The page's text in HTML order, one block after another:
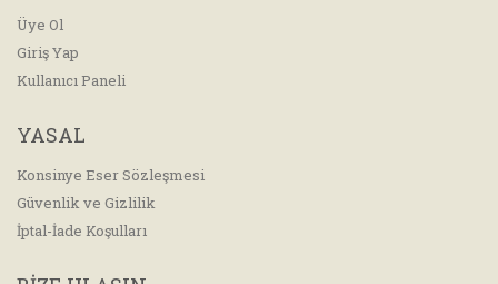
Üye Ol
Giriş Yap
Kullanıcı Paneli
YASAL
Konsinye Eser Sözleşmesi
Güvenlik ve Gizlilik
İptal-İade Koşulları